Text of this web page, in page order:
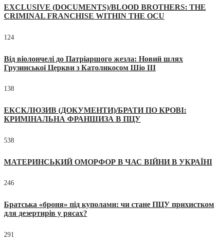
EXCLUSIVE (DOCUMENTS)/BLOOD BROTHERS: THE
CRIMINAL FRANCHISE WITHIN THE OCU
124
Від віолончелі до Патріаршого жезла: Новий шлях
Грузинської Церкви з Католикосом Шіо III
138
ЕКСКЛЮЗИВ (ДОКУМЕНТИ)/БРАТИ ПО КРОВІ:
КРИМІНАЛЬНА ФРАНШИЗА В ПЦУ
538
МАТЕРИНСЬКИЙ ОМОРФОР В ЧАС ВІЙНИ В УКРАЇНІ
246
Братська «броня» під куполами: чи стане ПЦУ прихистком
для дезертирів у рясах?
291